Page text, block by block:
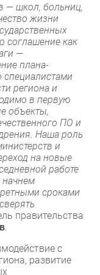
— школ, больниц,
жизни
соглашение как
—
плана-
специалистами
региона и
в первую
объекты,
ПО и
Наша роль
и
на новые
работе
сроками
правительства
.
с
развитие